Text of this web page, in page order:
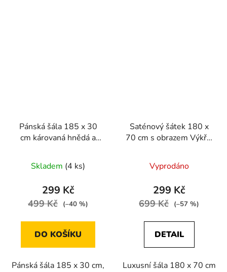
Pánská šála 185 x 30
cm károvaná hnědá a
Skladem (4 ks)
299 Kč
499 Kč (–40 %)
DO KOŠÍKU
Pánská šála 185 x 30 cm,
Saténový šátek 180 x
70 cm s obrazem Výkřik
Vyprodáno
299 Kč
699 Kč (–57 %)
DETAIL
Luxusní šála 180 x 70 cm